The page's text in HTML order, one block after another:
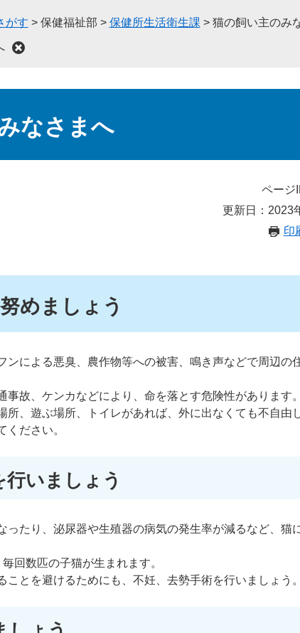
がす > 保健福祉部 > 保健所生活衛生課 > 猫の飼い主のみ
なさまへ
ページ
更新日：2023
印
めましょう
ンによる悪臭、農作物等への被害、鳴き声などで周辺の
事故、ケンカなどにより、命を落とす危険性があります。
所、遊ぶ場所、トイレがあれば、外に出なくても不自由
ください。
行いましょう
ったり、泌尿器や生殖器の病気の発生率が減るなど、猫
回数匹の子猫が生まれます。
ことを避けるためにも、不妊、去勢手術を行いましょう。